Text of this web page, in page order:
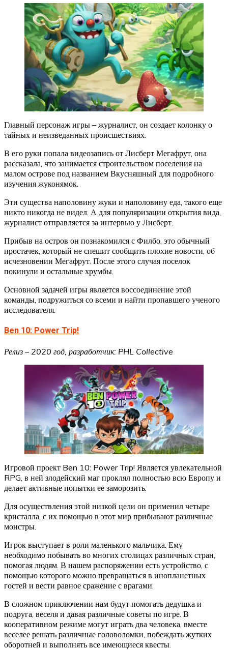
Главный персонаж игры – журналист, он создает колонку о
тайных и неизведанных происшествиях.
В его руки попала видеозапись от Лисберт Мегафрут, она
рассказала, что занимается строительством поселения на
малом острове под названием Вкусняшный для подробного
изучения жуконямок.
Эти существа наполовину жуки и наполовину еда, такого еще
никто никогда не видел. А для популяризации открытия вида,
журналист отправляется за интервью у Лисберт.
Прибыв на остров он познакомился с Филбо, это обычный
простачек, который не спешит сообщить плохие новости, об
исчезновении Мегафрут. После этого случая поселок
покинули и остальные хрумбы.
Основной задачей игры является воссоединение этой
команды, подружиться со всеми и найти пропавшего ученого
исследователя.
Ben 10: Power Trip!
Релиз – 2020 год, разработчик: PHL Collective
Игровой проект Ben 10: Power Trip! Является увлекательной
RPG, в ней злодейский маг проклял полностью всю Европу и
делает активные попытки ее заморозить.
Для осуществления этой низкой цели он применил четыре
кристалла, с их помощью в этот мир прибывают различные
монстры.
Игрок выступает в роли маленького мальчика. Ему
необходимо побывать во многих столицах различных стран,
помогая людям. В нашем распоряжении есть устройство, с
помощью которого можно превращаться в инопланетных
гостей и вести равное сражение с врагами.
В сложном приключении нам будут помогать дедушка и
подруга, веселя и давая различные советы по игре. В
кооперативном режиме могут играть два человека, вместе
веселее решать различные головоломки, побеждать жутких
оборотней и выполнять все имеющиеся квесты.